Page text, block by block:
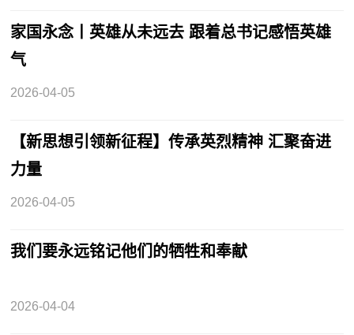
家国永念丨英雄从未远去 跟着总书记感悟英雄
气
2026-04-05
【新思想引领新征程】传承英烈精神 汇聚奋进
力量
2026-04-05
我们要永远铭记他们的牺牲和奉献
2026-04-04